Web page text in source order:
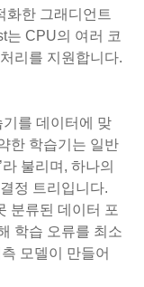
화한 그래디언트
는 CPU의 여러 코
리를 지원합니다.
를 데이터에 맞
한 학습기는 일반
불리며, 하나의
정 트리입니다.
분류된 데이터 포
학습 오류를 최소
모델이 만들어